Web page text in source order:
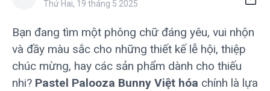
Thứ Hai, 19 tháng 5 2025
Bạn đang tìm một phông chữ đáng yêu, vui nhộn
và đầy màu sắc cho những thiết kế lễ hội, thiệp
chúc mừng, hay các sản phẩm dành cho thiếu
nhi? Pastel Palooza Bunny Việt hóa chính là lựa